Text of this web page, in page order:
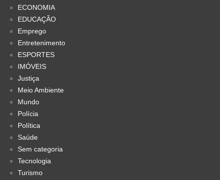
ECONOMIA
EDUCAÇÃO
Emprego
Entretenimento
ESPORTES
IMÓVEIS
Justiça
Meio Ambiente
Mundo
Polícia
Política
Saúde
Sem categoria
Tecnologia
Turismo